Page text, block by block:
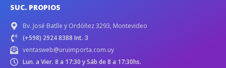
SUC. PROPIOS
Bv. José Batlle y Ordóñez 3293, Montevideo
(+598) 2924 8388 Int. 3
ventasweb@uruimporta.com.uy
Lun. a Vier. 8 a 17:30 y Sáb de 8 a 17:30hs.